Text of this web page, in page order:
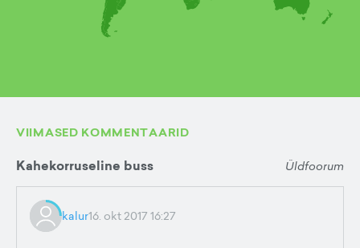
VIIMASED KOMMENTAARID
Kahekorruseline buss Üldfoorum
kalur16. okt 2017 16:27